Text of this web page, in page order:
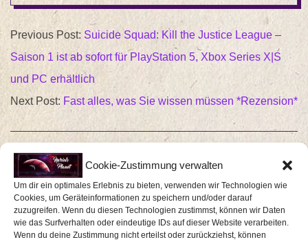
Cookie-Zustimmung verwalten
Um dir ein optimales Erlebnis zu bieten, verwenden wir Technologien wie
Cookies, um Geräteinformationen zu speichern und/oder darauf
zuzugreifen. Wenn du diesen Technologien zustimmst, können wir Daten
wie das Surfverhalten oder eindeutige IDs auf dieser Website verarbeiten.
Wenn du deine Zustimmung nicht erteilst oder zurückziehst, können
04-
01
Previous Post: Suicide Squad: Kill the Justice League –
Saison 1 ist ab sofort für PlayStation 5, Xbox Series X|S
und PC erhältlich
Next Post: Fast alles, was Sie wissen müssen *Rezension*
SCHREIBE EINEN KOMMENTAR
Deine E-Mail-Adresse wird nicht veröffentlicht.
Erforderliche Felder sind mit*markiert